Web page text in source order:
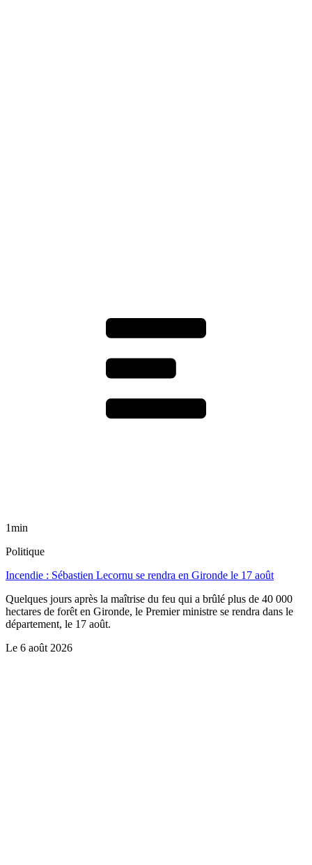
1min
Politique
Incendie : Sébastien Lecornu se rendra en Gironde le 17 août
Quelques jours après la maîtrise du feu qui a brûlé plus de 40 000
hectares de forêt en Gironde, le Premier ministre se rendra dans le
département, le 17 août.
Le 6 août 2026